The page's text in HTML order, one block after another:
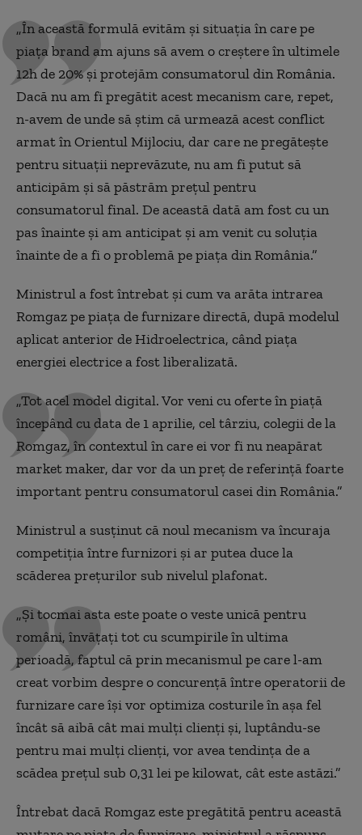
„În această formulă evităm și situația în care pe
piața brand am ajuns să avem o creștere în ultimele
12h de 20% și protejăm consumatorul din România.
Dacă nu am fi pregătit acest mecanism care, repet,
n-avem de unde să știm că urmează acest conflict
armat în Orientul Mijlociu, dar care ne pregătește
pentru situații neprevăzute, nu am fi putut să
anticipăm și să păstrăm prețul pentru
consumatorul final. De această dată am fost cu un
pas înainte și am anticipat și am venit cu soluția
înainte de a fi o problemă pe piața din România.”
Ministrul a fost întrebat și cum va arăta intrarea
Romgaz pe piața de furnizare directă, după modelul
aplicat anterior de Hidroelectrica, când piața
energiei electrice a fost liberalizată.
„Tot acel model digital. Vor veni cu oferte în piață
începând cu data de 1 aprilie, cel târziu, colegii de la
Romgaz, în contextul în care ei vor fi nu neapărat
market maker, dar vor da un preț de referință foarte
important pentru consumatorul casei din România.”
Ministrul a susținut că noul mecanism va încuraja
competiția între furnizori și ar putea duce la
scăderea prețurilor sub nivelul plafonat.
„Și tocmai asta este poate o veste unică pentru
români, învățați tot cu scumpirile în ultima
perioadă, faptul că prin mecanismul pe care l-am
creat vorbim despre o concurență între operatorii de
furnizare care își vor optimiza costurile în așa fel
încât să aibă cât mai mulți clienți și, luptându-se
pentru mai mulți clienți, vor avea tendința de a
scădea prețul sub 0,31 lei pe kilowat, cât este astăzi.”
Întrebat dacă Romgaz este pregătită pentru această